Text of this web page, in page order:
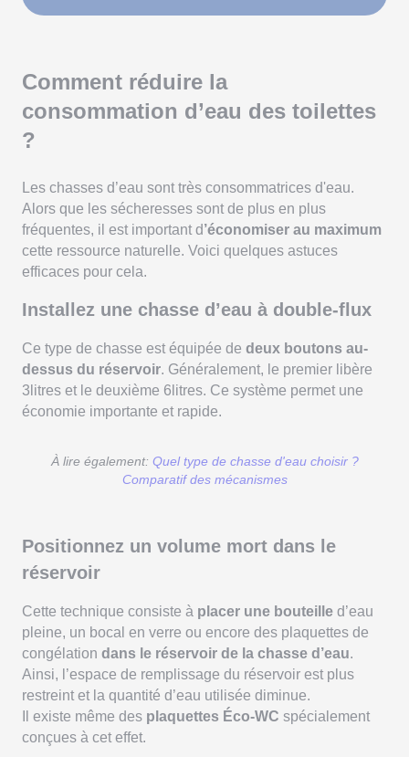
Comment réduire la
consommation d’eau des toilettes
?
Les chasses d’eau sont très consommatrices d'eau.
Alors que les sécheresses sont de plus en plus
fréquentes, il est important d’économiser au maximum
cette ressource naturelle. Voici quelques astuces
efficaces pour cela.
Installez une chasse d’eau à double-flux
Ce type de chasse est équipée de deux boutons au-
dessus du réservoir. Généralement, le premier libère
3litres et le deuxième 6litres. Ce système permet une
économie importante et rapide.
À lire également: Quel type de chasse d'eau choisir ?
Comparatif des mécanismes
Positionnez un volume mort dans le
réservoir
Cette technique consiste à placer une bouteille d’eau
pleine, un bocal en verre ou encore des plaquettes de
congélation dans le réservoir de la chasse d’eau.
Ainsi, l’espace de remplissage du réservoir est plus
restreint et la quantité d’eau utilisée diminue.
Il existe même des plaquettes Éco-WC spécialement
conçues à cet effet.